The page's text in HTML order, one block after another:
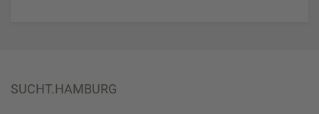
SUCHT.HAMBURG